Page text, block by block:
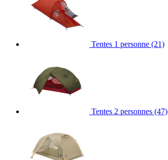
Tentes 1 personne (21)
Tentes 2 personnes (47)